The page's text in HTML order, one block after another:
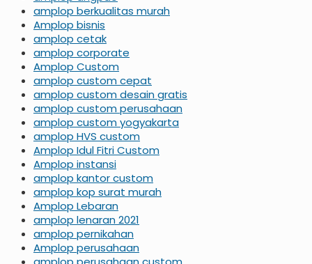
amplop berkualitas murah
Amplop bisnis
amplop cetak
amplop corporate
Amplop Custom
amplop custom cepat
amplop custom desain gratis
amplop custom perusahaan
amplop custom yogyakarta
amplop HVS custom
Amplop Idul Fitri Custom
Amplop instansi
amplop kantor custom
amplop kop surat murah
Amplop Lebaran
amplop lenaran 2021
amplop pernikahan
Amplop perusahaan